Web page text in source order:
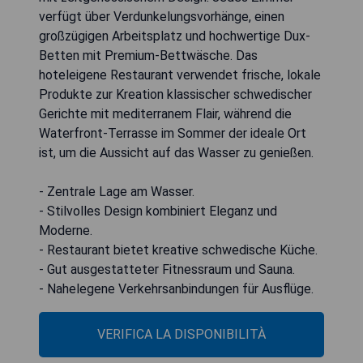
verfügt über Verdunkelungsvorhänge, einen
großzügigen Arbeitsplatz und hochwertige Dux-
Betten mit Premium-Bettwäsche. Das
hoteleigene Restaurant verwendet frische, lokale
Produkte zur Kreation klassischer schwedischer
Gerichte mit mediterranem Flair, während die
Waterfront-Terrasse im Sommer der ideale Ort
ist, um die Aussicht auf das Wasser zu genießen.
- Zentrale Lage am Wasser.
- Stilvolles Design kombiniert Eleganz und
Moderne.
- Restaurant bietet kreative schwedische Küche.
- Gut ausgestatteter Fitnessraum und Sauna.
- Nahelegene Verkehrsanbindungen für Ausflüge.
VERIFICA LA DISPONIBILITÀ